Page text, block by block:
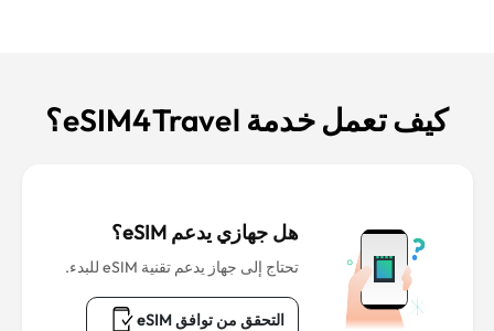
كيف تعمل خدمة eSIM4Travel؟
هل جهازي يدعم eSIM؟
تحتاج إلى جهاز يدعم تقنية eSIM للبدء.
التحقق من توافق eSIM